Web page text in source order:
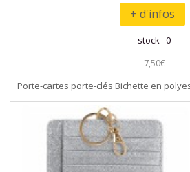
+ d'infos
stock 0
7,50€
Porte-cartes porte-clés Bichette en